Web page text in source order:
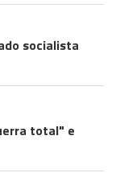
socialista
total" e